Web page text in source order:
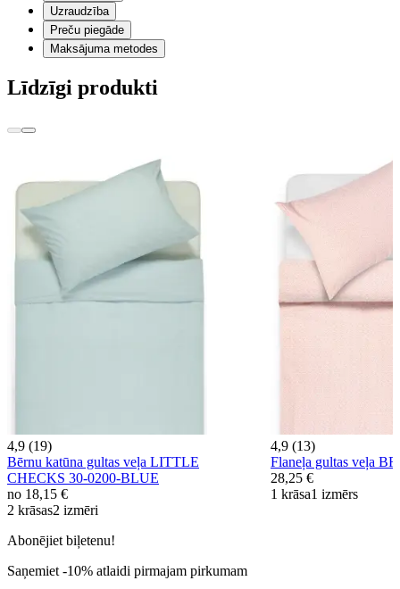
Uzraudzība
Preču piegāde
Maksājuma metodes
Līdzīgi produkti
4,9 (19)
Bērnu katūna gultas veļa LITTLE
CHECKS 30-0200-BLUE
no 18,15 €
2 krāsas2 izmēri
4,9 (13)
Flaneļa gultas veļa
28,25 €
1 krāsa1 izmērs
Abonējiet biļetenu!
Saņemiet -10% atlaidi pirmajam pirkumam